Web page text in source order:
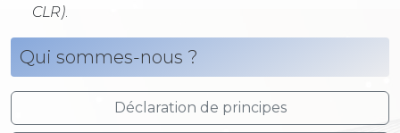
CLR)
Qui sommes-nous ?
Déclaration de principes